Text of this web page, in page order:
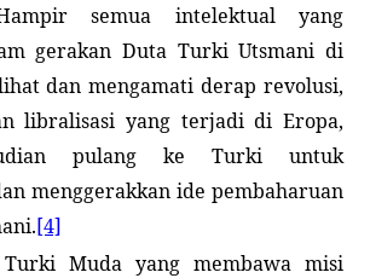
semua intelektual yang
gerakan Duta Turki Utsmani di
dan mengamati derap revolusi,
libralisasi yang terjadi di Eropa,
pulang ke Turki untuk
menggerakkan ide pembaharuan
[4]
Turki Muda yang membawa misi